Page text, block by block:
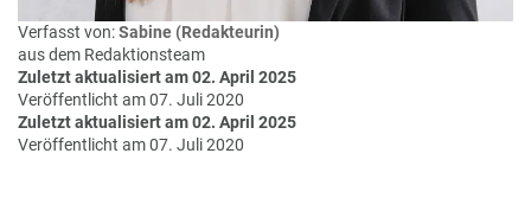
Verfasst von:Sabine (Redakteurin)
aus dem Redaktionsteam
Zuletzt aktualisiert am 02. April 2025
Veröffentlicht am 07. Juli 2020
Zuletzt aktualisiert am 02. April 2025
Veröffentlicht am 07. Juli 2020